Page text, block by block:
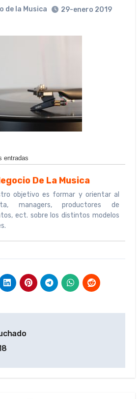
de la Musica 29-enero 2019
entradas
De La Musica
objetivo es formar y orientar al
managers, productores de
ect. sobre los distintos modelos